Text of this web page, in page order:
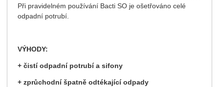
Při pravidelném používání Bacti SO je ošetřováno celé
odpadní potrubí.
VÝHODY:
+ čistí odpadní potrubí a sifony
+ zprůchodní špatně odtékající odpady